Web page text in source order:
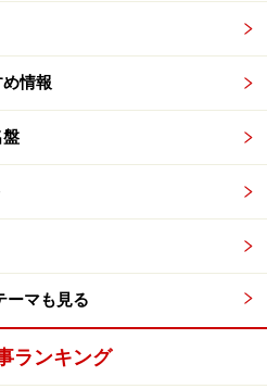
中で取り入れられ、日本にお
ジャパン』が東日本大震災で
の『エル・システマ』が再来
ティバル 2013』と題され、ベ
ケストラ「エル・システマ・
ブ・カラカス」が初来日し、
情報
盤
ーマも見る
ランキング